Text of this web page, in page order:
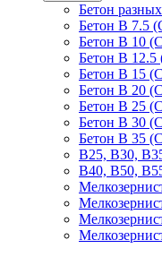
Бетон
Бетон B 7.5
Бетон B 10
Бетон B 12.5
Бетон B 15
Бетон B 20
Бетон B 25
Бетон B 30
Бетон B 35
B25, B30,
B40, B50,